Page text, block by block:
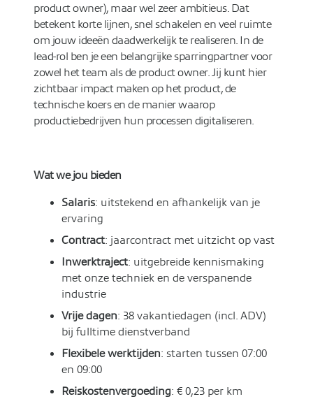
product owner), maar wel zeer ambitieus. Dat
betekent korte lijnen, snel schakelen en veel ruimte
om jouw ideeën daadwerkelijk te realiseren. In de
lead-rol ben je een belangrijke sparringpartner voor
zowel het team als de product owner. Jij kunt hier
zichtbaar impact maken op het product, de
technische koers en de manier waarop
productiebedrijven hun processen digitaliseren.
Wat we jou bieden
Salaris: uitstekend en afhankelijk van je
ervaring
Contract: jaarcontract met uitzicht op vast
Inwerktraject: uitgebreide kennismaking
met onze techniek en de verspanende
industrie
Vrije dagen: 38 vakantiedagen (incl. ADV)
bij fulltime dienstverband
Flexibele werktijden: starten tussen 07:00
en 09:00
Reiskostenvergoeding: € 0,23 per km